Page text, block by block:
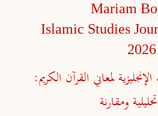
Mariam
Islamic Studies
2026
لمعاني القرآن الكريم:
ومقارنة